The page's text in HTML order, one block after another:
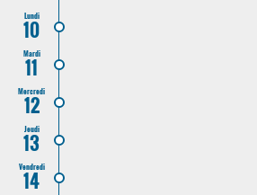
Lundi
10
Mardi
11
Mercredi
12
Jeudi
13
Vendredi
14